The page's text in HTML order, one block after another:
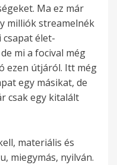
Ma ez már
milliók streamelnék
élet-
mi a focival még
ezen útjáról. Itt még
egy másikat, de
csak egy kitalált
materiális és
miegymás, nyilván.